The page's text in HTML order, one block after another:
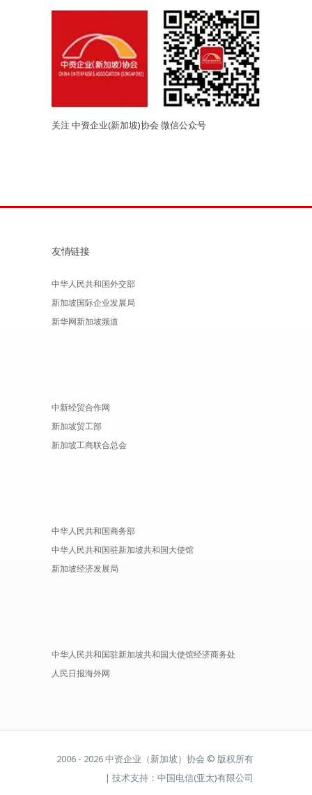
关注 中资企业(新加坡)协会 微信公众号
友情链接
中华人民共和国外交部
新加坡国际企业发展局
新华网新加坡频道
中新经贸合作网
新加坡贸工部
新加坡工商联合总会
中华人民共和国商务部
中华人民共和国驻新加坡共和国大使馆
新加坡经济发展局
中华人民共和国驻新加坡共和国大使馆经济商务处
人民日报海外网
2006 - 2026 中资企业（新加坡）协会 © 版权所有
| 技术支持：中国电信(亚太)有限公司